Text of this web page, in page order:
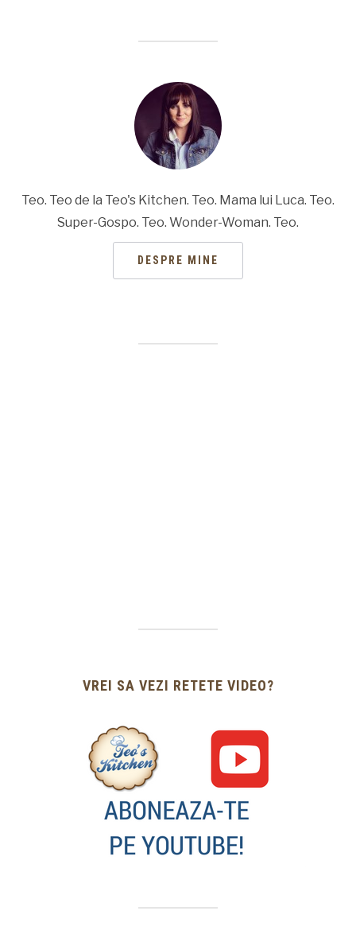
Teo. Teo de la Teo's Kitchen. Teo. Mama lui Luca. Teo.
Super-Gospo. Teo. Wonder-Woman. Teo.
DESPRE MINE
VREI SA VEZI RETETE VIDEO?